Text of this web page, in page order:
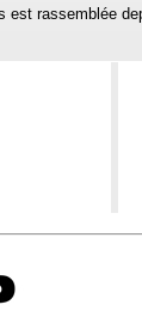
est rassemblée